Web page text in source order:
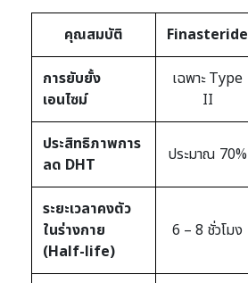
คุณสมบัติ Finasteride
การยับยั้ง
เอนไซม์
เฉพาะ Type
II
ประสิทธิภาพการ
ลด DHT
ประมาณ 70%
ระยะเวลาคงตัว
ในร่างกาย
(Half-life)
6 – 8 ชั่วโมง